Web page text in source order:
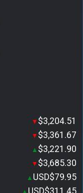
▼ $3,204.51
▼ $3,361.67
▲ $3,221.90
▼ $3,685.30
▲ USD$79.95